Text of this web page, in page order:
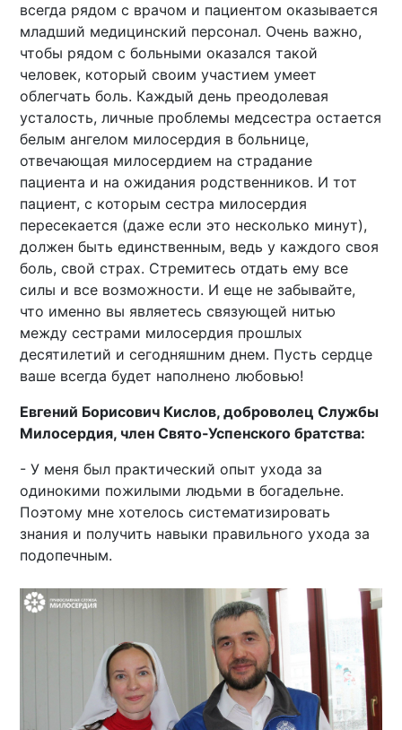
всегда рядом с врачом и пациентом оказывается
младший медицинский персонал. Очень важно,
чтобы рядом с больными оказался такой
человек, который своим участием умеет
облегчать боль. Каждый день преодолевая
усталость, личные проблемы медсестра остается
белым ангелом милосердия в больнице,
отвечающая милосердием на страдание
пациента и на ожидания родственников. И тот
пациент, с которым сестра милосердия
пересекается (даже если это несколько минут),
должен быть единственным, ведь у каждого своя
боль, свой страх. Стремитесь отдать ему все
силы и все возможности. И еще не забывайте,
что именно вы являетесь связующей нитью
между сестрами милосердия прошлых
десятилетий и сегодняшним днем. Пусть сердце
ваше всегда будет наполнено любовью!
Евгений Борисович Кислов, доброволец Службы
Милосердия, член Свято-Успенского братства:
- У меня был практический опыт ухода за
одинокими пожилыми людьми в богадельне.
Поэтому мне хотелось систематизировать
знания и получить навыки правильного ухода за
подопечным.